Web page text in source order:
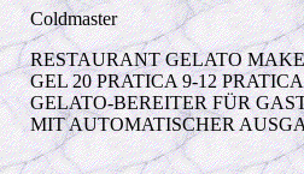
Coldmaster
RESTAURANT GELATO
GEL 20 PRATICA 9-12
GELATO-BEREITER FÜR
MIT AUTOMATISCHER